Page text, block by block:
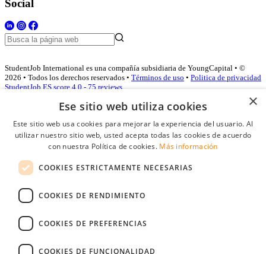
Social
StudentJob International es una compañía subsidiaria de YoungCapital • ©
2026 • Todos los derechos reservados • Términos de uso • Politica de privacidad
StudentJob ES score 4.0 - 75 reviews
Acceso empresas
Contraseña
Recordarme
Conectarse
Registro gratuito empresas
×
Ese sitio web utiliza cookies
Este sitio web usa cookies para mejorar la experiencia del usuario. Al
utilizar nuestro sitio web, usted acepta todas las cookies de acuerdo
con nuestra Política de cookies. Más información
COOKIES ESTRICTAMENTE NECESARIAS
COOKIES DE RENDIMIENTO
COOKIES DE PREFERENCIAS
COOKIES DE FUNCIONALIDAD